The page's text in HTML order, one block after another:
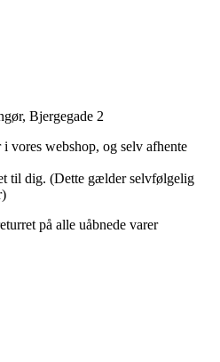
Bjergegade 2
vores webshop, og selv afhente
til dig. (Dette gælder selvfølgelig
på alle uåbnede varer